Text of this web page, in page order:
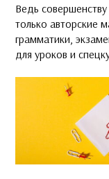
Ведь
только авторские
грамматики,
для уроков и